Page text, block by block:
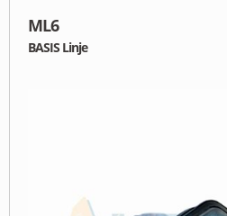
ML6
BASIS Linje